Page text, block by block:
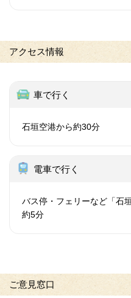
アクセス情報
車で行く
石垣空港から約30分
電車で行く
バス停・フェリーなど「石
約5分
ご意見窓口